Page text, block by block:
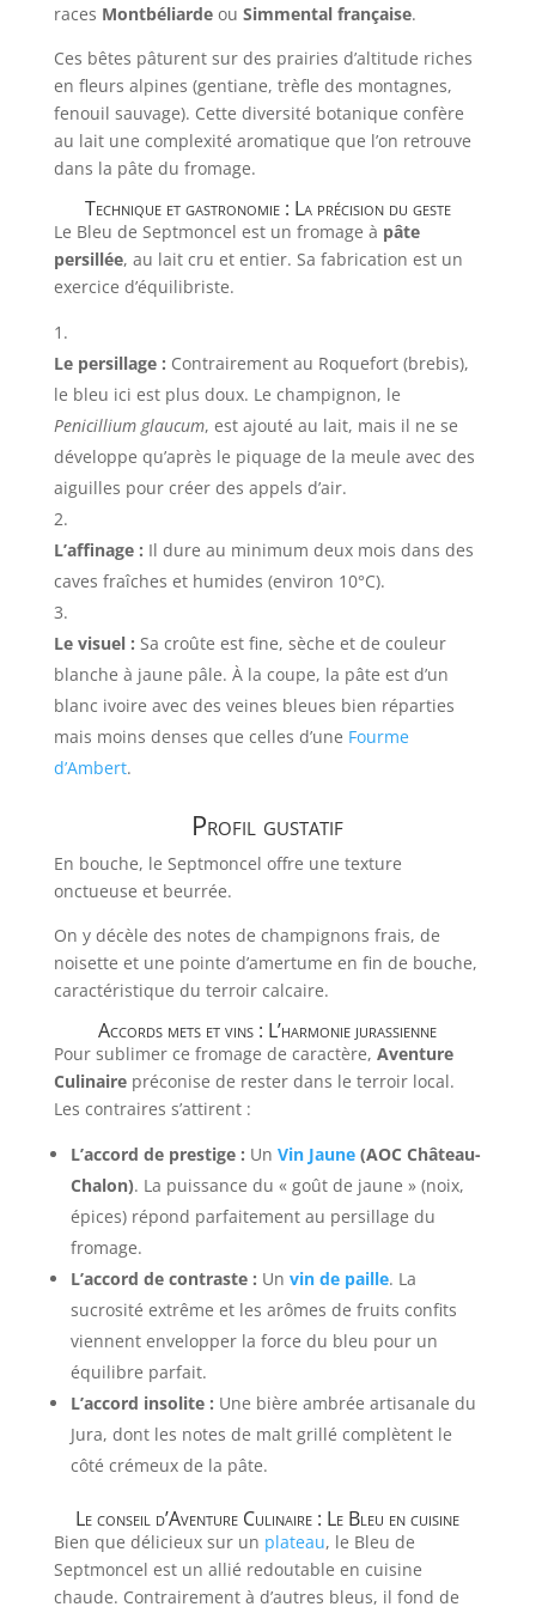
races Montbéliardeou Simmental française.
Ces bêtes pâturent sur des prairies d’altitude riches
en fleurs alpines (gentiane, trèfle des montagnes,
fenouil sauvage). Cette diversité botanique confère
au lait une complexité aromatique que l’on retrouve
dans la pâte du fromage.
Technique et gastronomie : La précision du geste
Le Bleu de Septmoncel est un fromage à pâte
persillée, au lait cru et entier. Sa fabrication est un
exercice d’équilibriste.
Le persillage : Contrairement au Roquefort (brebis),
le bleu ici est plus doux. Le champignon, le
Penicillium glaucum, est ajouté au lait, mais il ne se
développe qu’après le piquage de la meule avec des
aiguilles pour créer des appels d’air.
L’affinage : Il dure au minimum deux mois dans des
caves fraîches et humides (environ 10°C).
Le visuel : Sa croûte est fine, sèche et de couleur
blanche à jaune pâle. À la coupe, la pâte est d’un
blanc ivoire avec des veines bleues bien réparties
mais moins denses que celles d’une Fourme
d’Ambert.
Profil gustatif
En bouche, le Septmoncel offre une texture
onctueuse et beurrée.
On y décèle des notes de champignons frais, de
noisette et une pointe d’amertume en fin de bouche,
caractéristique du terroir calcaire.
Accords mets et vins : L’harmonie jurassienne
Pour sublimer ce fromage de caractère, Aventure
Culinairepréconise de rester dans le terroir local.
Les contraires s’attirent :
L’accord de prestige : Un Vin Jaune(AOC Château-
Chalon). La puissance du « goût de jaune » (noix,
épices) répond parfaitement au persillage du
fromage.
L’accord de contraste : Un vin de paille. La
sucrosité extrême et les arômes de fruits confits
viennent envelopper la force du bleu pour un
équilibre parfait.
L’accord insolite : Une bière ambrée artisanale du
Jura, dont les notes de malt grillé complètent le
côté crémeux de la pâte.
Le conseil d’Aventure Culinaire : Le Bleu en cuisine
Bien que délicieux sur un plateau, le Bleu de
Septmoncel est un allié redoutable en cuisine
chaude. Contrairement à d’autres bleus, il fond de